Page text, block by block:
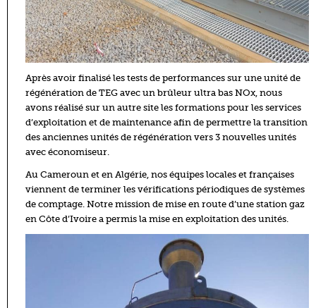
Après avoir finalisé les tests de performances sur une unité de
régénération de TEG avec un brûleur ultra bas NOx, nous
avons réalisé sur un autre site les formations pour les services
d’exploitation et de maintenance afin de permettre la transition
des anciennes unités de régénération vers 3 nouvelles unités
avec économiseur.
Au Cameroun et en Algérie, nos équipes locales et françaises
viennent de terminer les vérifications périodiques de systèmes
de comptage. Notre mission de mise en route d’une station gaz
en Côte d’Ivoire a permis la mise en exploitation des unités.